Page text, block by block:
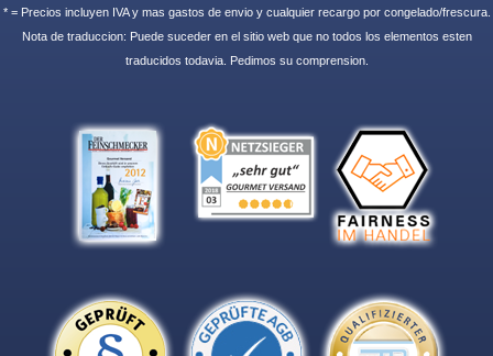
* = Precios incluyen IVA y mas gastos de envio y cualquier recargo por congelado/frescura.
Nota de traduccion: Puede suceder en el sitio web que no todos los elementos esten
traducidos todavia. Pedimos su comprension.